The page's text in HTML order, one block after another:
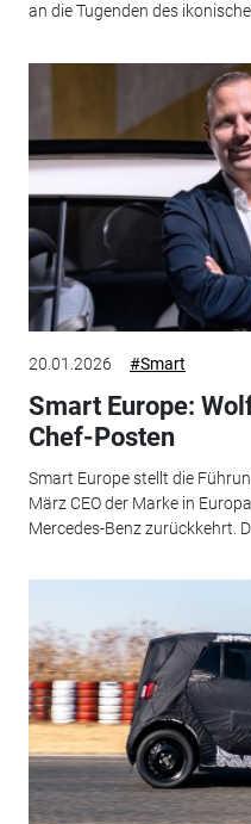
an die Tugenden des
20.01.2026 #Smart
Smart Europe:
Chef-Posten
Smart Europe stellt die
März CEO der Marke in
Mercedes-Benz zurückkehrt.